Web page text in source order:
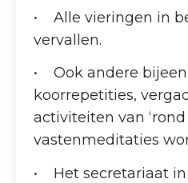
• Alle vieringen in
vervallen.
• Ook andere
koorrepetities,
activiteiten van
vastenmeditaties
• Het secretariaat